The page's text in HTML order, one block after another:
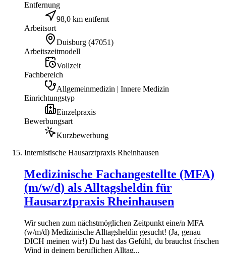
Entfernung
98,0 km entfernt
Arbeitsort
Duisburg (47051)
Arbeitszeitmodell
Vollzeit
Fachbereich
Allgemeinmedizin | Innere Medizin
Einrichtungstyp
Einzelpraxis
Bewerbungsart
Kurzbewerbung
Internistische Hausarztpraxis Rheinhausen
Medizinische Fachangestellte (MFA)
(m/w/d) als Alltagsheldin für
Hausarztpraxis Rheinhausen
Wir suchen zum nächstmöglichen Zeitpunkt eine/n MFA
(w/m/d) Medizinische Alltagsheldin gesucht! (Ja, genau
DICH meinen wir!) Du hast das Gefühl, du brauchst frischen
Wind in deinem beruflichen Alltag...